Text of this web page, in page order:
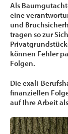
Als
eine
und
tragen so zur
können Fehler
Folgen.
Die exali-
finanziellen
auf Ihre Arbeit